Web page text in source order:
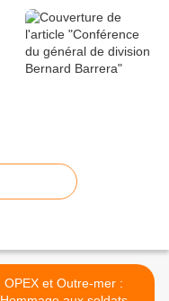
OPEX et Outre-mer :